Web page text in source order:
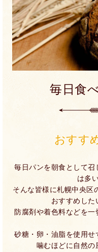
毎日食
おすす
毎日パンを朝食として
は多
そんな皆様に札幌中央区
おすすめした
防腐剤や着色料などを
砂糖・卵・油脂を使用
噛むほどに自然の